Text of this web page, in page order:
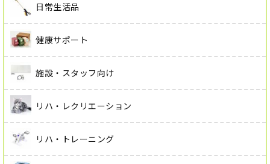
日常生活品
健康サポート
施設・スタッフ向け
リハ・レクリエーション
リハ・トレーニング